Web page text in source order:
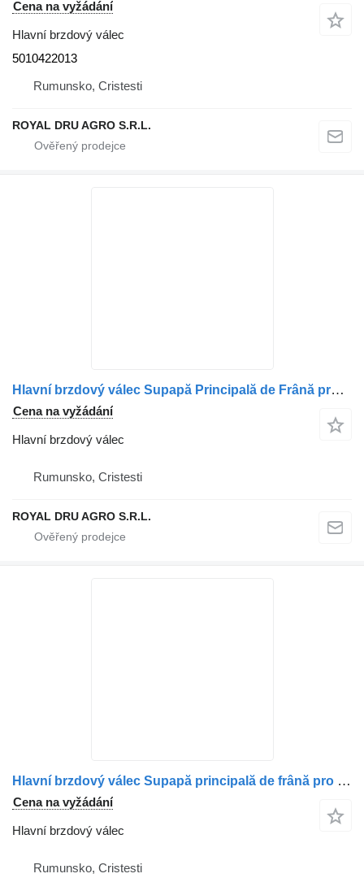
Cena na vyžádání
Hlavní brzdový válec
5010422013
Rumunsko, Cristesti
ROYAL DRU AGRO S.R.L.
Hlavní brzdový válec Supapă Principală de Frână pro nákladní auta Renault – Coduri: 21390592, 7421390592, 20754602, 5010633321
Cena na vyžádání
Hlavní brzdový válec
Rumunsko, Cristesti
ROYAL DRU AGRO S.R.L.
Hlavní brzdový válec Supapă principală de frână pro nákladní auta Renault 7421327357/7422085773/21327357
Cena na vyžádání
Hlavní brzdový válec
Rumunsko, Cristesti